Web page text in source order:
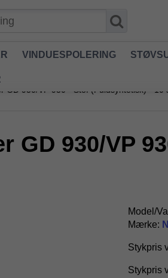
VINDUESPOLERING
GD 930/VP 930 - Stof (Fuldsyntetisk) - 10
GD 930/VP
Model/
Mærke:
Stykpris
Stykpris